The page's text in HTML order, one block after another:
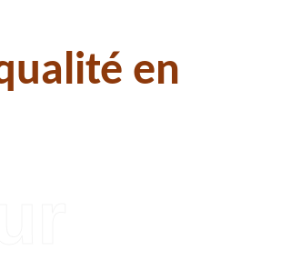
en